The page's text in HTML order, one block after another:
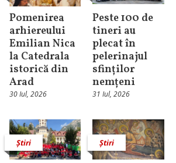
Pomenirea
arhiereului
Emilian Nica
la Catedrala
istorică din
Arad
30 Iul, 2026
Peste 100 de
tineri au
plecat în
pelerinajul
sfinților
nemțeni
31 Iul, 2026
Știri Știri